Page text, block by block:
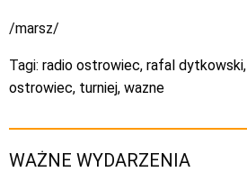
/marsz/
Tagi: radio ostrowiec, rafal dytkowski,
ostrowiec, turniej, wazne
WAŻNE WYDARZENIA